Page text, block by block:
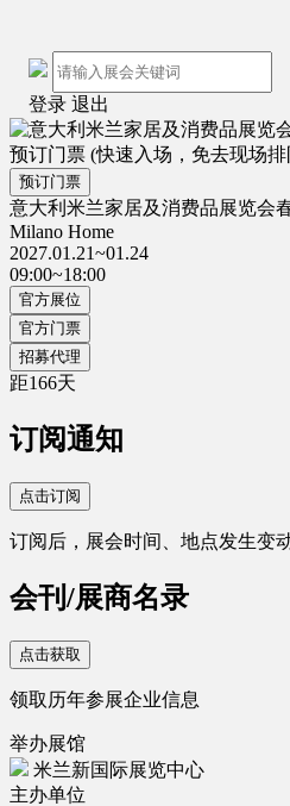
登录 退出
预订门票 (快速入场，免去现场
预订门票
意大利米兰家居及消费品展览会
Milano Home
2027.01.21~01.24
09:00~18:00
官方展位
官方门票
招募代理
距166天
订阅通知
点击订阅
订阅后，展会时间、地点发生变
会刊/展商名录
点击获取
领取历年参展企业信息
举办展馆
米兰新国际展览中心
主办单位